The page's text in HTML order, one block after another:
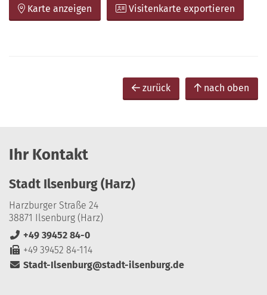
Karte anzeigen Visitenkarte exportieren
zurück nach oben
Ihr Kontakt
Stadt Ilsenburg (Harz)
Harzburger Straße 24
38871 Ilsenburg (Harz)
+49 39452 84-0
+49 39452 84-114
Stadt-Ilsenburg@stadt-ilsenburg.de